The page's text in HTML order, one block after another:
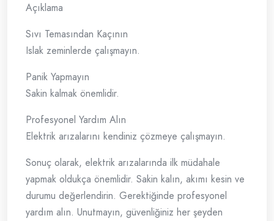
Açıklama
Sıvı Temasından Kaçının
Islak zeminlerde çalışmayın.
Panik Yapmayın
Sakin kalmak önemlidir.
Profesyonel Yardım Alın
Elektrik arızalarını kendiniz çözmeye çalışmayın.
Sonuç olarak, elektrik arızalarında ilk müdahale
yapmak oldukça önemlidir. Sakin kalın, akımı kesin ve
durumu değerlendirin. Gerektiğinde profesyonel
yardım alın. Unutmayın, güvenliğiniz her şeyden